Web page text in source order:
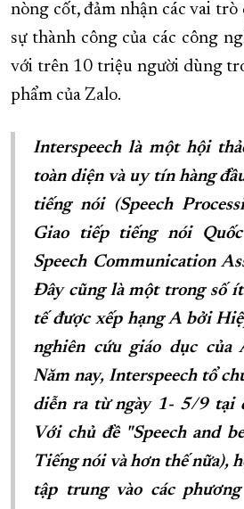
nòng cốt, đảm nhận các vai
sự thành công của các công
với trên 10 triệu người dùng
phẩm của Zalo.
Interspeech là một hội
toàn diện và uy tín hàng
tiếng nói (Speech
Giao tiếp tiếng nói
Speech Communication
Đây cũng là một trong số
tế được xếp hạng A bởi
nghiên cứu giáo dục của
Năm nay, Interspeech tổ
diễn ra từ ngày 1- 5/9 tại
Với chủ đề "Speech and
Tiếng nói và hơn thế nữa),
tập trung vào các